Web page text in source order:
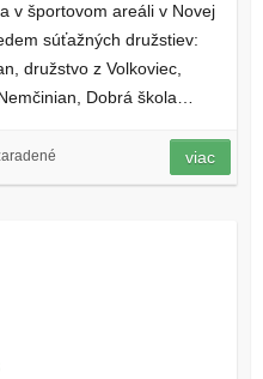
v športovom areáli v Novej
súťažných družstiev:
družstvo z Volkoviec,
Dobrá škola…
viac